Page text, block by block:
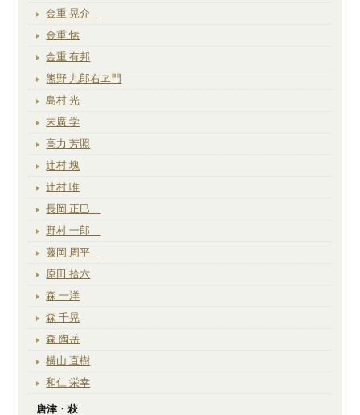
金重 晃介
金重 愫
金重 有邦
熊野 九郎右ヱ門
島村 光
末廣 学
高力 芳照
辻村 塊
辻村 唯
長岡 正巳
野村 一郎
藤岡 周平
原田 拾六
森 一洋
森 千晃
森 陶岳
横山 直樹
和仁 栄幸
唐津・萩